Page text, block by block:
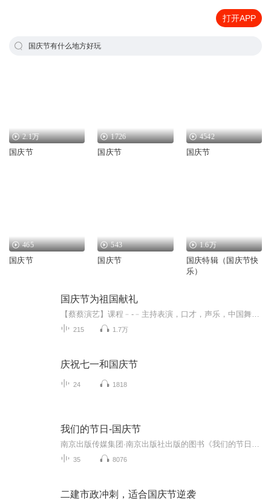
打开APP
国庆节有什么地方好玩
2.1万
国庆节
1726
国庆节
4542
国庆节
465
国庆节
543
国庆节
1.6万
国庆特辑（国庆节快
乐）
国庆节为祖国献礼
215 1.7万
庆祝七一和国庆节
24 1818
我们的节日-国庆节
35 8076
二建市政冲刺，适合国庆节逆袭